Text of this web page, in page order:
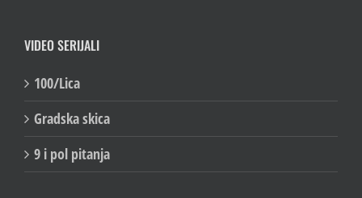
VIDEO SERIJALI
100/Lica
Gradska skica
9 i pol pitanja